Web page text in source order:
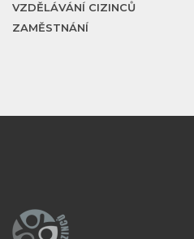
VZDĚLÁVÁNÍ CIZINCŮ
ZAMĚSTNÁNÍ